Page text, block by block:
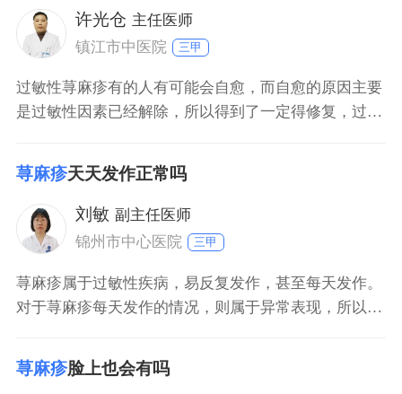
性荨麻疹比较顽固，好坏容易反复，任何疾病都不可能
去根，再也不犯。因为和自身体质有关，再加上内外因
素，
许光仓 主任医师
镇江市中医院
三甲
过敏性荨麻疹有的人有可能会自愈，而自愈的原因主要
是过敏性因素已经解除，所以得到了一定得修复，过敏
不容易消退，是因为过敏原持续刺激而导致，如果产生
荨麻疹通常需要进行抗过敏治疗。
荨麻疹天天发作正常吗
刘敏 副主任医师
锦州市中心医院
三甲
荨麻疹属于过敏性疾病，易反复发作，甚至每天发作。
对于荨麻疹每天发作的情况，则属于异常表现，所以患
指导下做过敏原筛查，查清过敏原后避免再次接触，从
而防止过敏症状的反复发作。同时，患者可口服抗组胺
荨麻疹脸上也会有吗